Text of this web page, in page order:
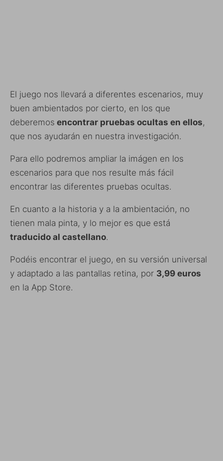
El juego nos llevará a diferentes escenarios, muy
buen ambientados por cierto, en los que
deberemos encontrar pruebas ocultas en ellos,
que nos ayudarán en nuestra investigación.
Para ello podremos ampliar la imágen en los
escenarios para que nos resulte más fácil
encontrar las diferentes pruebas ocultas.
En cuanto a la historia y a la ambientación, no
tienen mala pinta, y lo mejor es que está
traducido al castellano.
Podéis encontrar el juego, en su versión universal
y adaptado a las pantallas retina, por 3,99 euros
en la App Store.